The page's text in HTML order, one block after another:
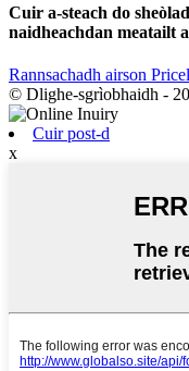
Cuir a-steach do
naidheachdan meatailt
Rannsachadh airson
© Dlighe-sgrìobhaidh -
Cuir post-d
x